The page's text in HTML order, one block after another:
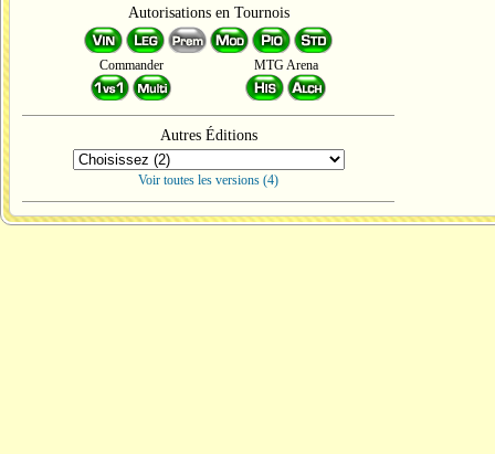
Autorisations en Tournois
Commander MTG Arena
Autres Éditions
Voir toutes les versions (4)